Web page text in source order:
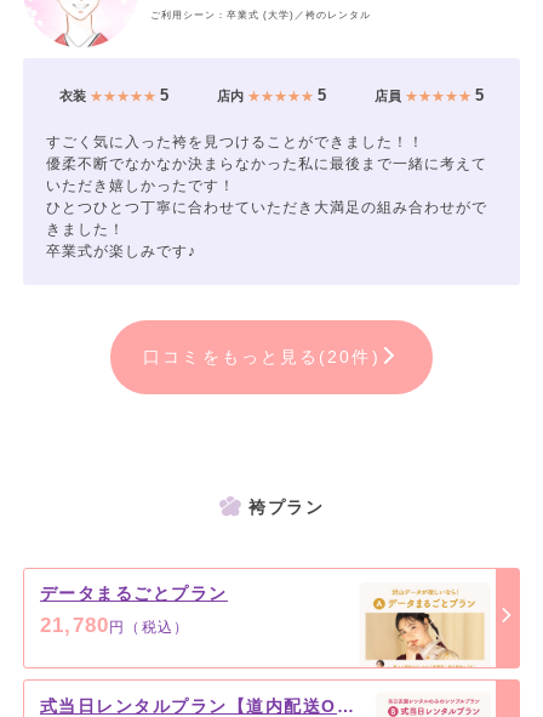
ご利用シーン：卒業式 (大学)／袴のレンタル
衣装★★★★★ 5 店内★★★★★ 5 店員 ★★★★★5
すごく気に入った袴を見つけることができました！！
優柔不断でなかなか決まらなかった私に最後まで一緒に考えて
いただき嬉しかったです！
ひとつひとつ丁寧に合わせていただき大満足の組み合わせがで
きました！
卒業式が楽しみです♪
口コミをもっと見る(20件)
袴プラン
データまるごとプラン
21,780 円（税込）
式当日レンタルプラン【道内配送OK】